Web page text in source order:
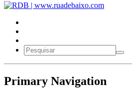
Primary Navigation